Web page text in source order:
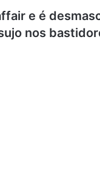
e é
nos